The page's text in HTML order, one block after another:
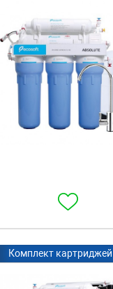
Комплект